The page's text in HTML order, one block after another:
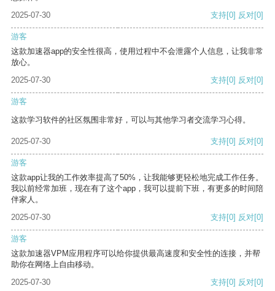
2025-07-30
支持[0] 反对[0]
游客
这款加速器app的安全性很高，使用过程中不会泄露个人信息，让我非常
放心。
2025-07-30
支持[0] 反对[0]
游客
这款学习软件的社区氛围非常好，可以与其他学习者交流学习心得。
2025-07-30 支持[0] 反对[0]
游客
这款app让我的工作效率提高了50%，让我能够更轻松地完成工作任务。
我以前经常加班，现在有了这个app，我可以提前下班，有更多的时间陪
伴家人。
2025-07-30
支持[0] 反对[0]
游客
这款加速器VPM应用程序可以给你提供最高速度和安全性的连接，并帮
助你在网络上自由移动。
2025-07-30
支持[0] 反对[0]